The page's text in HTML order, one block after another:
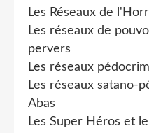
Les Réseaux de
Les réseaux de
pervers
Les réseaux
Les réseaux satano-
Abas
Les Super Héros et